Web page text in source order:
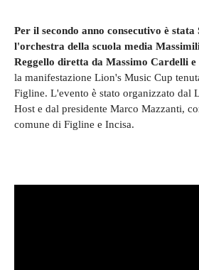
Per il secondo anno consecutivo è stata
l'orchestra della scuola media
Reggello diretta da Massimo Cardelli
la manifestazione Lion's Music Cup
Figline. L'evento è stato organizzato dal
Host e dal presidente Marco Mazzanti,
comune di Figline e Incisa.